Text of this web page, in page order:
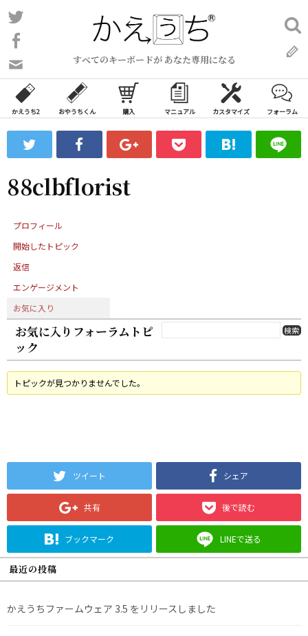
コ
ン
ン
ツ
ス
ッ
すべてのキーボードが あなた専用になる
い
合
わ
フ
ォ
ム
検
索:
かえうち2 おやうちくん 購入 マニュアル カスタマイズ フォーラム
88clbflorist
プロフィール
開始したトピック
返信
エンゲージメント
お気に入り
お気に入りフォーラムトピ
ック
トピックが見つかりませんでした。
ツイート シェア
共有 後で読む
ブックマーク LINEで送る
最近の投稿
かえうちファームウェア 3.5 をリリースしました